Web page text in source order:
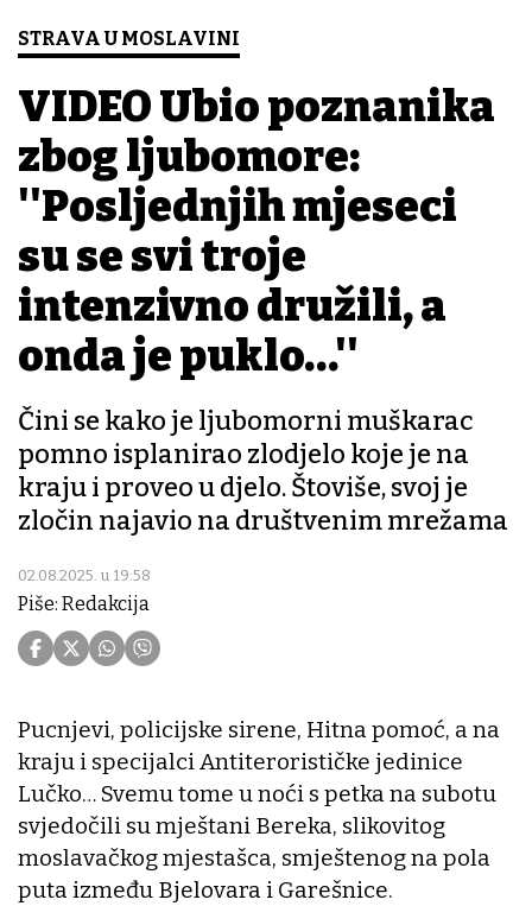
STRAVA U MOSLAVINI
VIDEO Ubio poznanika
zbog ljubomore:
''Posljednjih mjeseci
su se svi troje
intenzivno družili, a
onda je puklo…''
Čini se kako je ljubomorni muškarac
pomno isplanirao zlodjelo koje je na
kraju i proveo u djelo. Štoviše, svoj je
zločin najavio na društvenim mrežama
02.08.2025. u 19:58
Piše: Redakcija
Pucnjevi, policijske sirene, Hitna pomoć, a na
kraju i specijalci Antiterorističke jedinice
Lučko… Svemu tome u noći s petka na subotu
svjedočili su mještani Bereka, slikovitog
moslavačkog mjestašca, smještenog na pola
puta između Bjelovara i Garešnice.